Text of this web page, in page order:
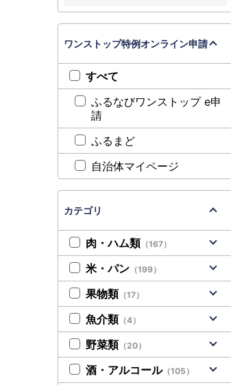
ワンストップ特例オンライン申請
すべて
ふるなびワンストップ e申
請
ふるまど
自治体マイページ
カテゴリ
肉・ハム類 （167）
米・パン （199）
果物類 （17）
魚介類 （4）
野菜類 （20）
酒・アルコール（105）